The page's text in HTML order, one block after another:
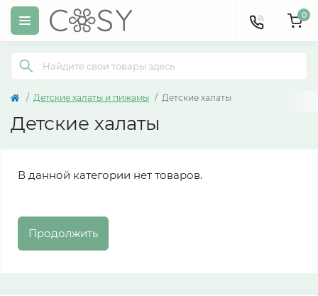
0
Детские халаты и пижамы Детские халаты
Детские халаты
В данной категории нет товаров.
Продолжить